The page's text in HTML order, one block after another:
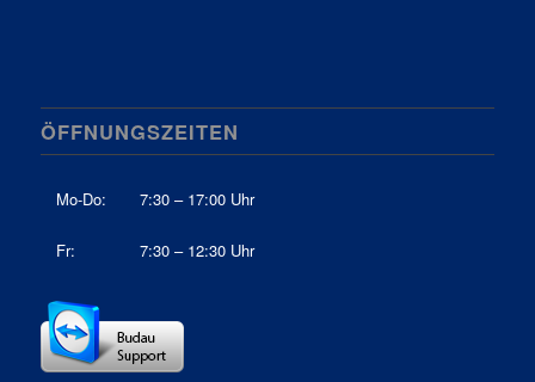
ÖFFNUNGSZEITEN
Mo-Do: 7:30 – 17:00 Uhr
Fr: 7:30 – 12:30 Uhr